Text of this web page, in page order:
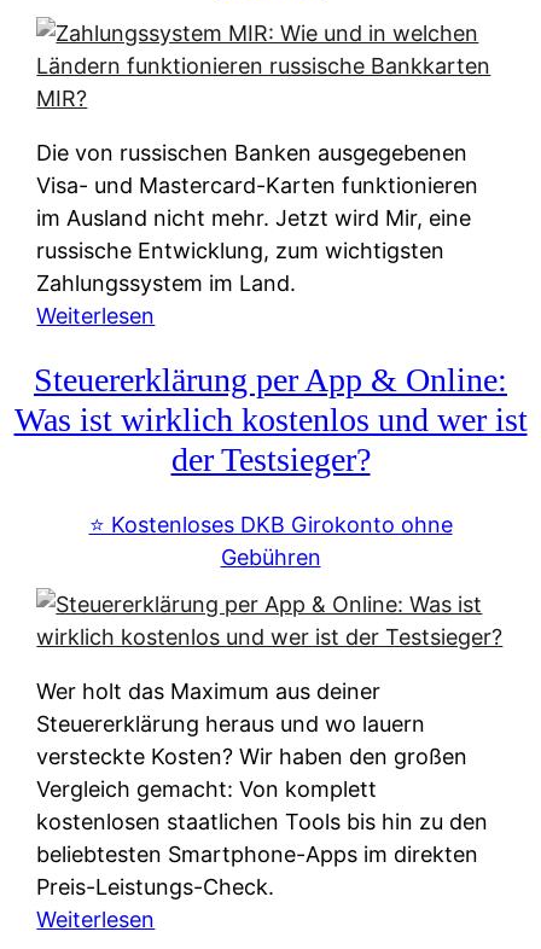
l
t
n
a
t
i
v
e
&
f
r
e
u
s
u
n
f
t
e
i
e
Die von russischen Banken ausgegebenen
Visa- und Mastercard-Karten funktionieren
im Ausland nicht mehr. Jetzt wird Mir, eine
russische Entwicklung, zum wichtigsten
Zahlungssystem im Land.
Weiterlesen
a
h
g
s
y
t
e
m
M
I
R
:
W
Steuererklärung per App & Online:
Was ist wirklich kostenlos und wer ist
der Testsieger?
⭐️ Kostenloses DKB Girokonto ohne
Gebühren
Wer holt das Maximum aus deiner
Steuererklärung heraus und wo lauern
versteckte Kosten? Wir haben den großen
Vergleich gemacht: Von komplett
kostenlosen staatlichen Tools bis hin zu den
beliebtesten Smartphone-Apps im direkten
Preis-Leistungs-Check.
Weiterlesen